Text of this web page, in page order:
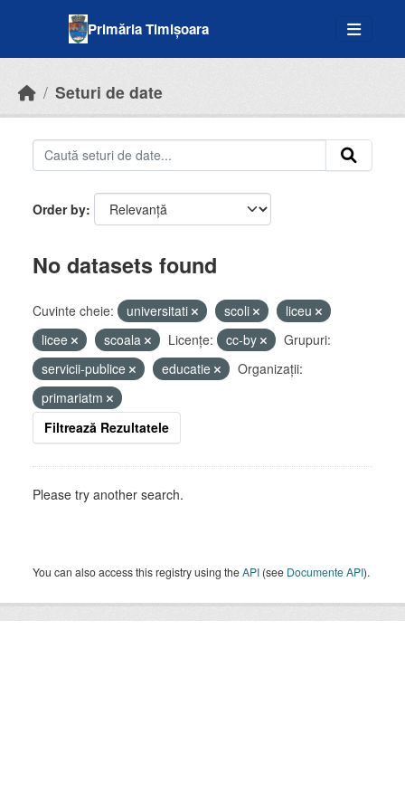
Primăria Timișoara
Seturi de date
Order by
No datasets found
Cuvinte cheie: universitati scoli
liceu
licee
scoala Licenţe: cc-by
Grupuri:
servicii-publice
educatie
Organizații:
primariatm
Filtrează Rezultatele
Please try another search.
You can also access this registry using theAPI (see Documente API).